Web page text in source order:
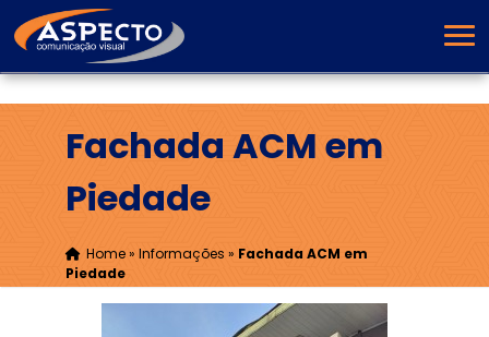
Fachada ACM em
Piedade
Home» Informações » Fachada ACM em
Piedade